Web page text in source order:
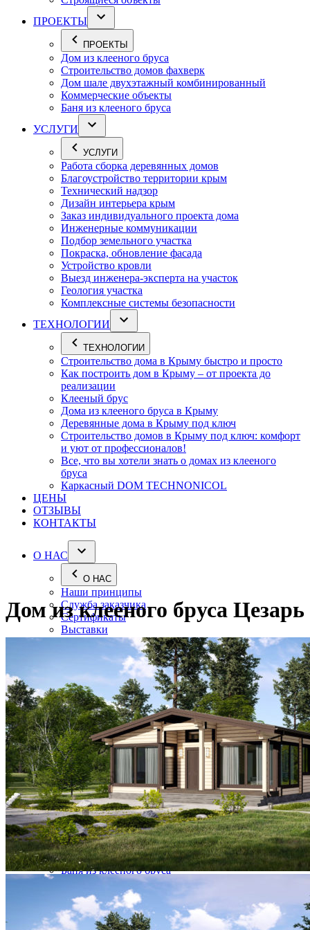
ПРОЕКТЫ
ПРОЕКТЫ
Дом из клееного бруса
Строительство домов фахверк
Дом шале двухэтажный комбинированный
Коммерческие объекты
Баня из клееного бруса
УСЛУГИ
УСЛУГИ
Работа сборка деревянных домов
Благоустройство территории крым
Технический надзор
Дизайн интерьера крым
Заказ индивидуального проекта дома
Инженерные коммуникации
Подбор земельного участка
Покраска, обновление фасада
Устройство кровли
Выезд инженера-эксперта на участок
Геология участка
Комплексные системы безопасности
ТЕХНОЛОГИИ
ТЕХНОЛОГИИ
Строительство дома в Крыму быстро и просто
Как построить дом в Крыму – от проекта до
реализации
Клееный брус
Дома из клееного бруса в Крыму
Деревянные дома в Крыму под ключ
Строительство домов в Крыму под ключ: комфорт
и уют от профессионалов!
Все, что вы хотели знать о домах из клееного
бруса
Каркасный DOM TECHNONICOL
ЦЕНЫ
ОТЗЫВЫ
КОНТАКТЫ
О НАС
О НАС
Наши принципы
Служба заказчика
Сертификаты
Выставки
Партнеры
Наши сотрудники
Производство
Вакансии
ПОСТРОЕННЫЕ ДОМА
ПОСТРОЕННЫЕ ДОМА
Галерея готовых объектов
Карта объектов
Строящиеся объекты
ПРОЕКТЫ
ПРОЕКТЫ
Дом из клееного бруса
Строительство домов фахверк
Дом шале двухэтажный комбинированный
Коммерческие объекты
Баня из клееного бруса
УСЛУГИ
Дом из клееного бруса Цезарь